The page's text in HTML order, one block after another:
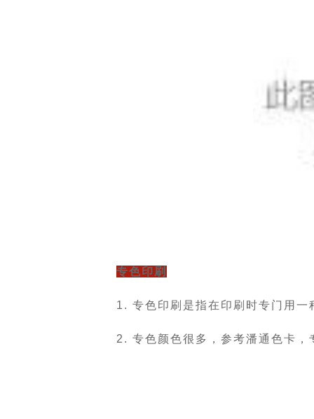
专色印刷
1. 专色印刷是指在印刷时专门用
2. 专色颜色很多，参考潘通色卡